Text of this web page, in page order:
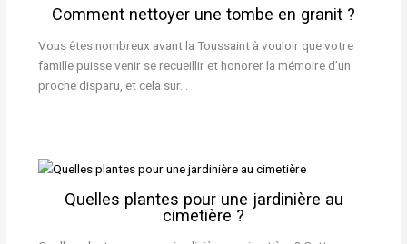
Comment nettoyer une tombe en granit ?
Vous êtes nombreux avant la Toussaint à vouloir que votre
famille puisse venir se recueillir et honorer la mémoire d’un
proche disparu, et cela sur…
Quelles plantes pour une jardinière au
cimetière ?